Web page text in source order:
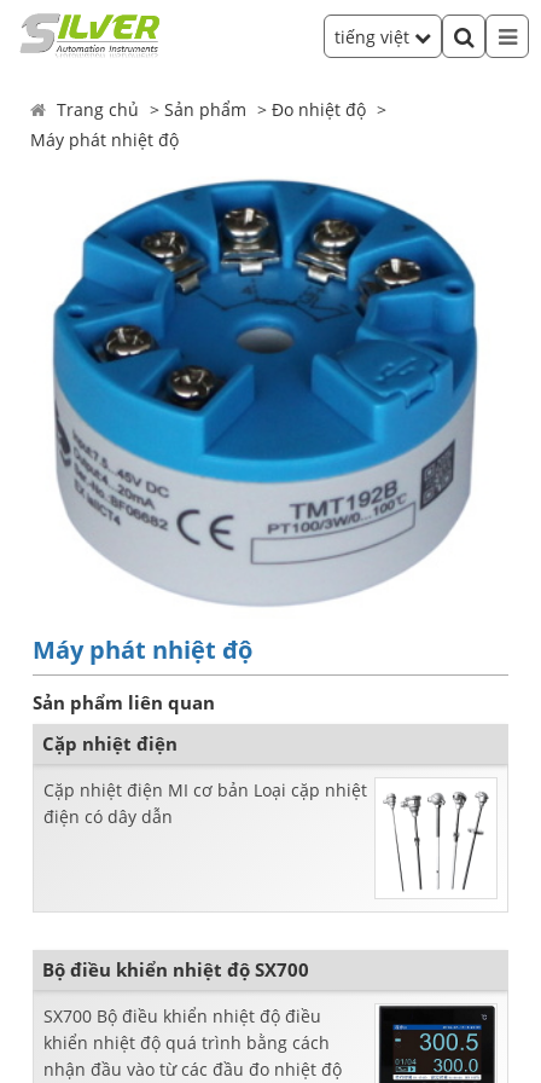
tiếng việt
Trang chủ Sản phẩm
Đo nhiệt độ
Máy phát nhiệt độ
Máy phát nhiệt độ
Sản phẩm liên quan
Cặp nhiệt điện
Cặp nhiệt điện MI cơ bản Loại cặp nhiệt
điện có dây dẫn
Bộ điều khiển nhiệt độ SX700
SX700 Bộ điều khiển nhiệt độ điều
khiển nhiệt độ quá trình bằng cách
nhận đầu vào từ các đầu đo nhiệt độ